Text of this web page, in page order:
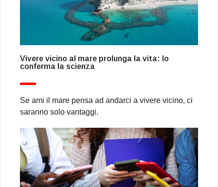
Vivere vicino al mare prolunga la vita: lo
conferma la scienza
Se ami il mare pensa ad andarci a vivere vicino, ci
saranno solo vantaggi.